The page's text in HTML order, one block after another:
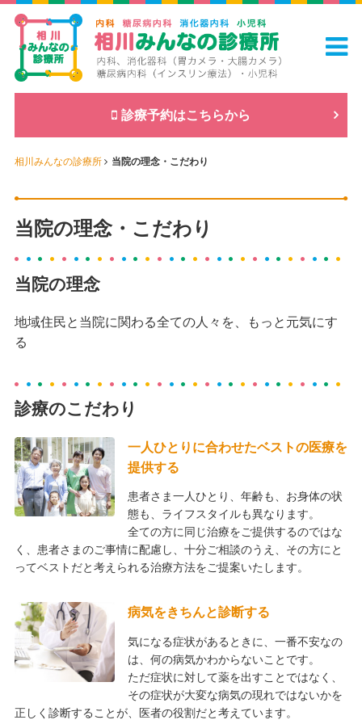
診療予約はこちらから
相川みんなの診療所 当院の理念・こだわり
当院の理念・こだわり
当院の理念
地域住民と当院に関わる全ての人々を、もっと元気にす
る
診療のこだわり
一人ひとりに合わせたベストの医療を
提供する
患者さま一人ひとり、年齢も、お身体の状
態も、ライフスタイルも異なります。
全ての方に同じ治療をご提供するのではな
く、患者さまのご事情に配慮し、十分ご相談のうえ、その方にと
ってベストだと考えられる治療方法をご提案いたします。
病気をきちんと診断する
気になる症状があるときに、一番不安なの
は、何の病気かわからないことです。
ただ症状に対して薬を出すことではなく、
その症状が大変な病気の現れではないかを
正しく診断することが、医者の役割だと考えています。